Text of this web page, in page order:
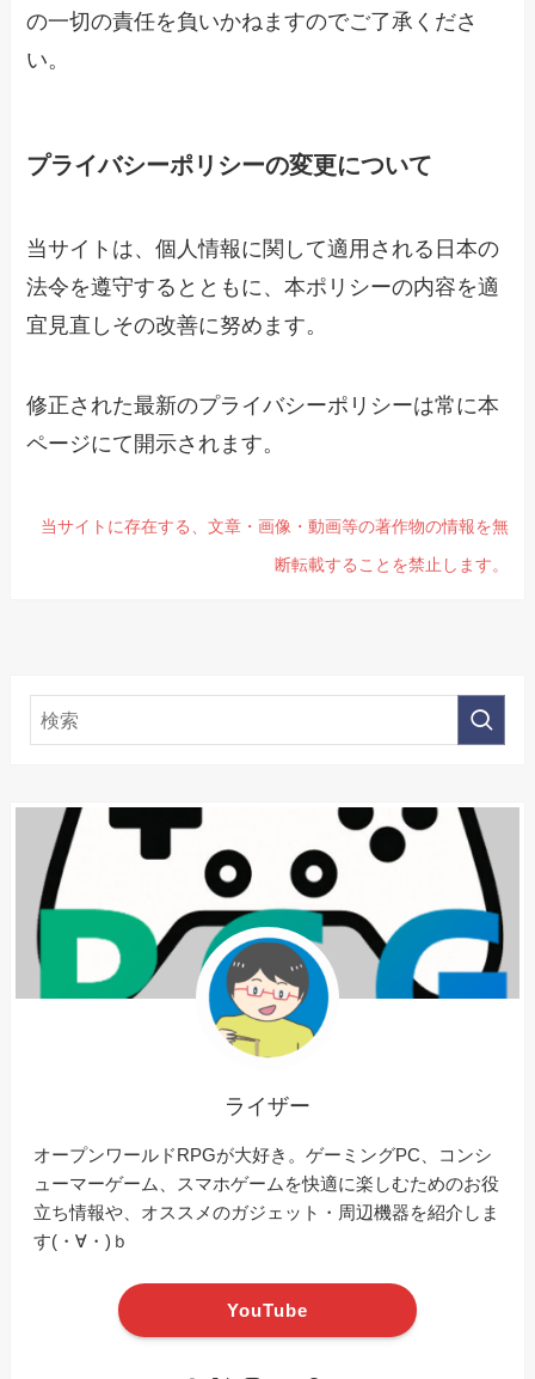
の一切の責任を負いかねますのでご了承くださ
い。
プライバシーポリシーの変更について
当サイトは、個人情報に関して適用される日本の
法令を遵守するとともに、本ポリシーの内容を適
宜見直しその改善に努めます。
修正された最新のプライバシーポリシーは常に本
ページにて開示されます。
当サイトに存在する、文章・画像・動画等の著作物の情報を無
断転載することを禁止します。
ライザー
オープンワールドRPGが大好き。ゲーミングPC、コンシ
ューマーゲーム、スマホゲームを快適に楽しむためのお役
立ち情報や、オススメのガジェット・周辺機器を紹介しま
す(・∀・)ｂ
YouTube